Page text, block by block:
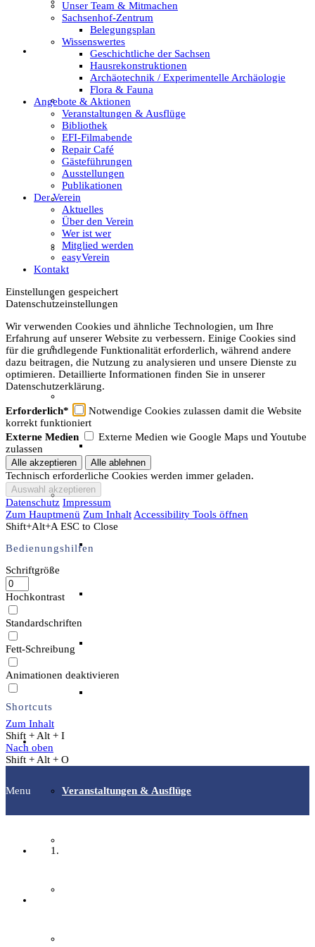
Sachsenhof
Über den Sachsenhof
Aktuelles vom Sachsenhof
Besichtigung & Führungen
Aktionen & Veranstaltungen
Außerschulischer Lernort
Unser Team & Mitmachen
Wissenswertes
Angebote & Aktionen
Veranstaltungen & Ausflüge
Unser Team & Mitmachen
Sachsenhof-Zentrum
Belegungsplan
Wissenswertes
Geschichtliche der Sachsen
Hausrekonstruktionen
Archäotechnik / Experimentelle Archäologie
Flora & Fauna
Angebote & Aktionen
Veranstaltungen & Ausflüge
Bibliothek
EFI-Filmabende
Repair Café
Gästeführungen
Ausstellungen
Publikationen
Der Verein
Aktuelles
Über den Verein
Wer ist wer
Mitglied werden
easyVerein
Kontakt
Einstellungen gespeichert
Datenschutzeinstellungen
Wir verwenden Cookies und ähnliche Technologien, um Ihre
Erfahrung auf unserer Website zu verbessern. Einige Cookies sind
für die grundlegende Funktionalität erforderlich, während andere
dazu beitragen, die Nutzung zu analysieren und unsere Dienste zu
optimieren. Detaillierte Informationen finden Sie in unserer
Datenschutzerklärung.
Erforderlich*
Notwendige Cookies zulassen damit die Website
korrekt funktioniert
Externe Medien
Externe Medien wie Google Maps und Youtube
zulassen
Technisch erforderliche Cookies werden immer geladen.
Datenschutz Impressum
Zum Hauptmenü Zum Inhalt Accessibility Tools öffnen
Shift+Alt+A ESC to Close
Bedienungshilfen
Schriftgröße
Hochkontrast
Standardschriften
Fett-Schreibung
Animationen deaktivieren
Shortcuts
Zum Inhalt
Shift + Alt + I
Nach oben
Shift + Alt + O
Menu